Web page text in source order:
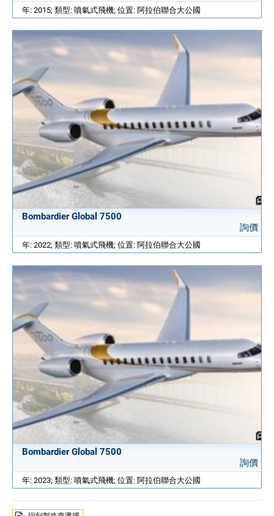
年: 2015; 類型: 噴氣式飛機; 位置: 阿拉伯聯合大公國
Bombardier Global 7500
詢價
年: 2022; 類型: 噴氣式飛機; 位置: 阿拉伯聯合大公國
Bombardier Global 7500
詢價
年: 2023; 類型: 噴氣式飛機; 位置: 阿拉伯聯合大公國